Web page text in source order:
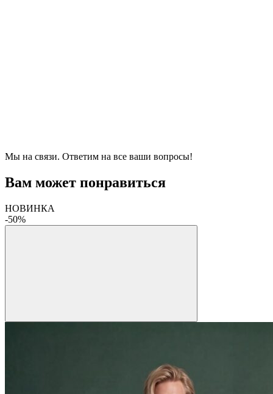
Мы на связи. Ответим на все ваши вопросы!
Вам может понравиться
НОВИНКА
-50%